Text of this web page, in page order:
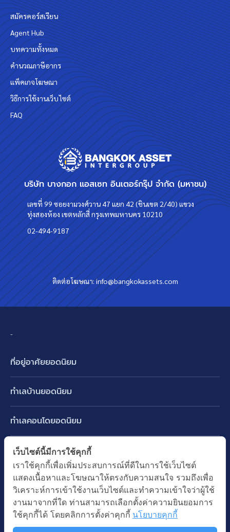
บริษัท บางกอก แอสเซท อินเตอร์กรุ๊ป จำกัด (มหาชน)
เลขที่ 99 ซอยงามวงศ์วาน 47 แยก 42 (ชินเขต 2/40) แขวง
ทุ่งสองห้อง เขตหลักสี่ กรุงเทพมหานคร 10210
02-494-9187
ติดต่อโฆษณา:info@bangkokassets.com
สมัครคอร์สเรียน
Agent Hub
บทความทั้งหมด
คำนวณภาษีอากร
แพ็คเกจโฆษณา
วิธีการใช้งานเว็บไซต์
FAQ
-
ที่อยู่อาศัยยอดนิยม
ทาวน์เฮ้าส์ ทาวน์โฮม
คอนโดมิเนียม
อาคารพาณิชย์ ตึกแถว
ที่ดินเปล่า
อพาร์ทเม้นท์ หอพัก
ออฟฟิต สำนักงาน
โรงงาน โกดัง
ทำเลบ้านยอดนิยม
บางนา รามคำแหง 2
ปทุมธานี รังสิต ลำลูกกา
นนทบุรี บางใหญ่ บางบัวทอง
ทำเลคอนโดยอดนิยม
พระราม 9
อ่อนนุช ปุณณวิถี
รัชดาภิเษก ห้วยขวาง
ห้าแยกลาดพร้าว
ทำเล BTS ยอดนิยม
BTS ทองหล่อ
BTS เอกมัย
BTS พร้อมพงษ์
BTS อ่อนนุช
ทำเล MRT ยอดนิยม
MRT เพชรบุรี
MRT พระราม 9
คำค้นยอดนิยม
บ้านมือสอง
เว็บไซต์นี้มีการใช้คุกกี้
เราใช้คุกกี้เพื่อเพิ่มประสบการณ์ที่ดีในการใช้เว็บไซต์
แสดงเนื้อหาและโฆษณาให้ตรงกับความสนใจ รวมถึงเพื่อ
วิเคราะห์การเข้าใช้งานเว็บไซต์และทำความเข้าใจว่าผู้ใช้
งานมาจากที่ใด ท่านสามารถเลือกตั้งค่าความยินยอมการ
ใช้คุกกี้ได้ โดยคลิกการตั้งค่าคุกกี้ นโยบายคุกกี้